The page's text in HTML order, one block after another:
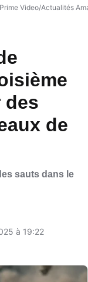
Video Actualités
des
de
sauts dans le
à 19:22